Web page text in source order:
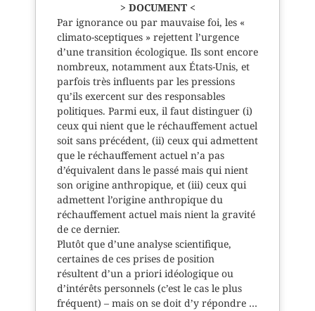
> DOCUMENT <
Par ignorance ou par mauvaise foi, les «
climato-sceptiques » rejettent l’urgence
d’une transition écologique. Ils sont encore
nombreux, notamment aux États-Unis, et
parfois très influents par les pressions
qu’ils exercent sur des responsables
politiques. Parmi eux, il faut distinguer (i)
ceux qui nient que le réchauffement actuel
soit sans précédent, (ii) ceux qui admettent
que le réchauffement actuel n’a pas
d’équivalent dans le passé mais qui nient
son origine anthropique, et (iii) ceux qui
admettent l’origine anthropique du
réchauffement actuel mais nient la gravité
de ce dernier.
Plutôt que d’une analyse scientifique,
certaines de ces prises de position
résultent d’un a priori idéologique ou
d’intérêts personnels (c’est le cas le plus
fréquent) – mais on se doit d’y répondre …